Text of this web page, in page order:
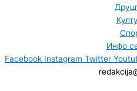
Инфо
Facebook Instagram Twitter